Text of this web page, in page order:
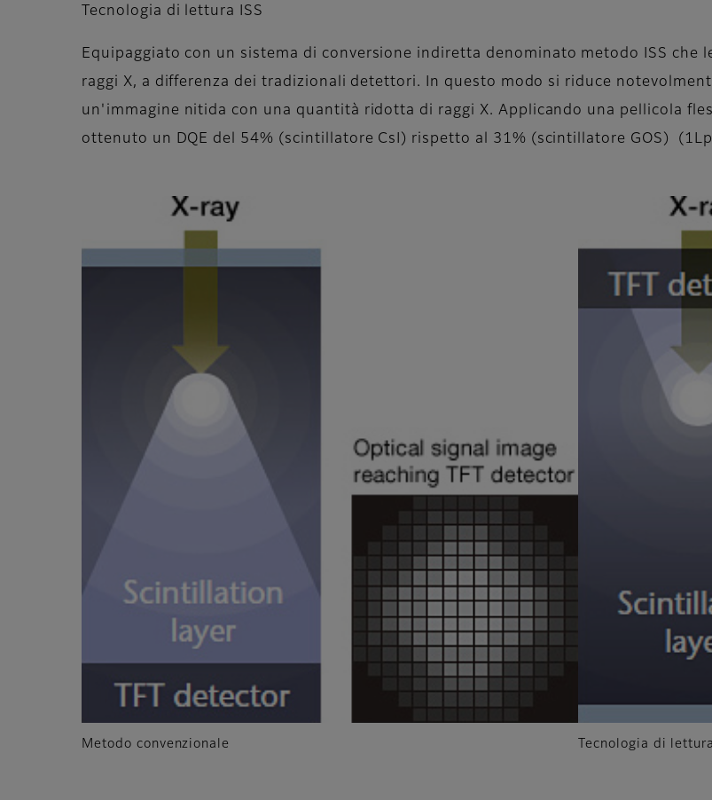
Tecnologia di lettura ISS
Equipaggiato con un sistema di conversione indiretta denominato metodo ISS che
raggi X, a differenza dei tradizionali detettori. In questo modo si riduce
un'immagine nitida con una quantità ridotta di raggi X. Applicando una pellicola
ottenuto un DQE del 54% (scintillatore CsI) rispetto al 31% (scintillatore GOS)
Metodo convenzionale Tecnologia di